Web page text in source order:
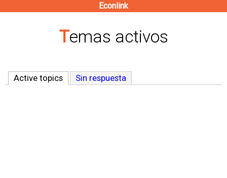
contenido
Econlink
Temas activos
Active topics (solapa activa)
Sin respuesta